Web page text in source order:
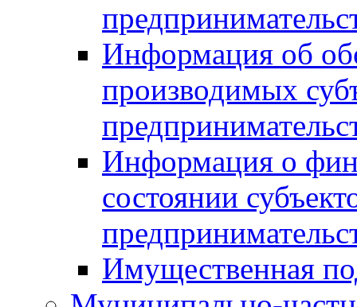
Информация об
производимых
Информация о
состоянии
Имущественная